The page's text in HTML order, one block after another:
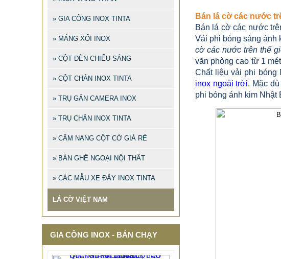
Bán lá cờ các nước
Bán lá cờ các nước
Vải phi bóng sáng ánh
cờ các nước trên thế
văn phòng cao từ 1
Chất liệu vải phi bóng
inox ngoài trời. Mặc
phi bóng ánh kim Nhật
» GIA CÔNG INOX TINTA
» MÁNG XỐI INOX
» CỘT ĐÈN CHIẾU SÁNG
» CỘT CHẮN INOX TINTA
» TRỤ GẮN CAMERA INOX
» TRỤ CHẮN INOX TINTA
» CẨM NANG CỘT CỜ GIÁ RẺ
» BÀN GHẾ NGOẠI NỘI THẤT
» CÁC MẪU XE ĐẨY INOX TINTA
LÁ CỜ VIỆT NAM
GIA CÔNG INOX - BÁN CHẠY